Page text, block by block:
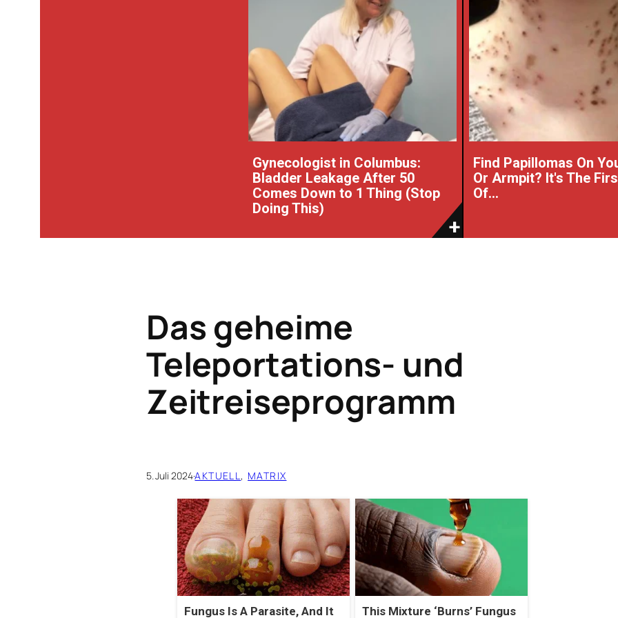
Gynecologist in Columbus:
Bladder Leakage After 50
Comes Down to 1 Thing (Stop
Doing This)
Find Papillomas On
Or Armpit? It's The
Of...
Das geheime
Teleportations- und
Zeitreiseprogramm
5. Juli 2024·AKTUELL, MATRIX
Fungus Is A Parasite, And It
This Mixture ‘Burns’ Fungus